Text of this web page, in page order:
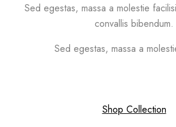
Sed egestas, massa a molestie
convallis bibendum.
Sed egestas, massa a
Shop Collection